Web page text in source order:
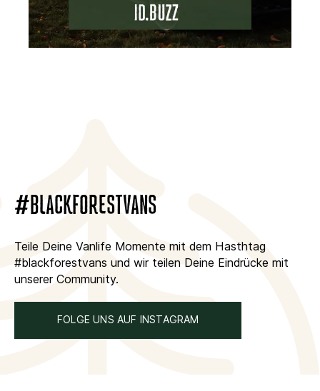
#BLACKFORESTVANS
Teile Deine Vanlife Momente mit dem Hasthtag
#blackforestvans und wir teilen Deine Eindrücke mit
unserer Community.
FOLGE UNS AUF INSTAGRAM